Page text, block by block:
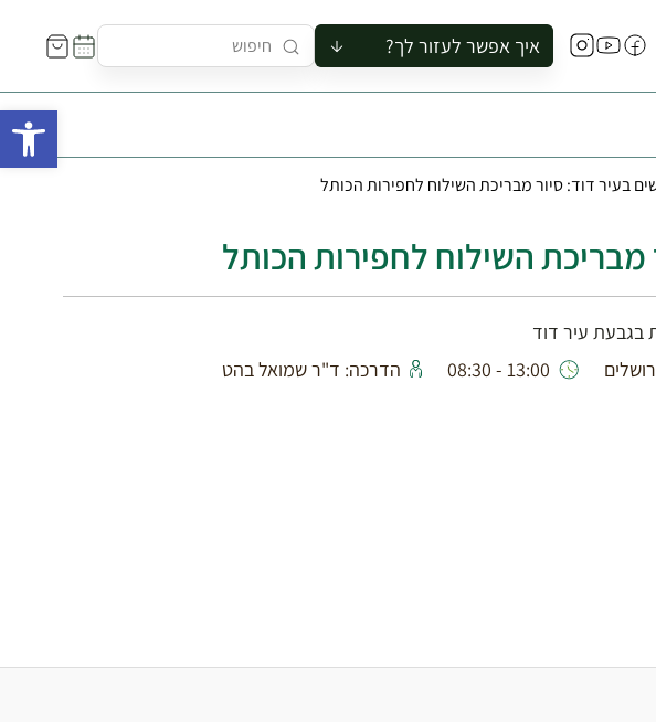
איך אפשר לעזור לך?
להזמין סיור לקבוצה
להירשם לקורס
לקנות ספר
לתאם ביקור בצריף
בעיר דוד: סיור מבריכת השילוח לחפירות הכותל
מבריכת השילוח לחפירות הכותל
בגבעת עיר דוד
13:00 - 08:30
הדרכה: ד"ר שמואל בהט